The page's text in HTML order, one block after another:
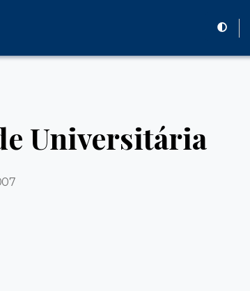
Universitária